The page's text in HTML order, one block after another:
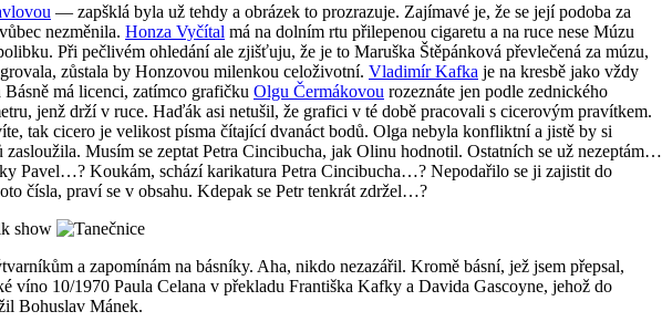
— zapšklá byla už tehdy a obrázek to prozrazuje. Zajímavé je, že se její podoba za
nezměnila. Honza Vyčítal má na dolním rtu přilepenou cigaretu a na ruce nese Múzu
Při pečlivém ohledání ale zjišťuju, že je to Maruška Štěpánková převlečená za múzu,
zůstala by Honzovou milenkou celoživotní. Vladimír Kafka je na kresbě jako vždy
Básně má licenci, zatímco grafičku Olgu Čermákovou rozeznáte jen podle zednického
jenž drží v ruce. Haďák asi netušil, že grafici v té době pracovali s cicerovým pravítkem.
tak cicero je velikost písma čítající dvanáct bodů. Olga nebyla konfliktní a jistě by si
zasloužila. Musím se zeptat Petra Cincibucha, jak Olinu hodnotil. Ostatních se už nezeptám…
Pavel…? Koukám, schází karikatura Petra Cincibucha…? Nepodařilo se ji zajistit do
čísla, praví se v obsahu. Kdepak se Petr tenkrát zdržel…?
a zapomínám na básníky. Aha, nikdo nezazářil. Kromě básní, jež jsem přepsal,
víno 10/1970 Paula Celana v překladu Františka Kafky a Davida Gascoyne, jehož do
Bohuslav Mánek.